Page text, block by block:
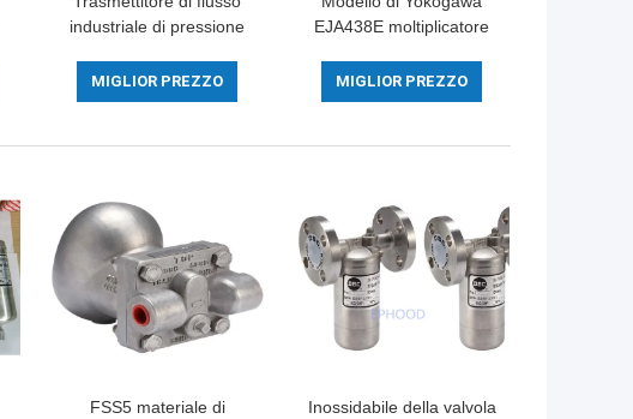
industriale di pressione
con la misura accurata
MIGLIOR PREZZO
EJA438E moltiplicatore
di 3600 PSI con la
guarnizione a distanza
MIGLIOR PREZZO
FSS5 materiale di
Inossidabile della valvola